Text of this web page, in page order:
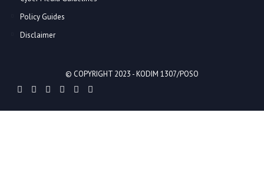
Policy Guides
Disclaimer
© COPYRIGHT 2023 -KODIM 1307/POSO